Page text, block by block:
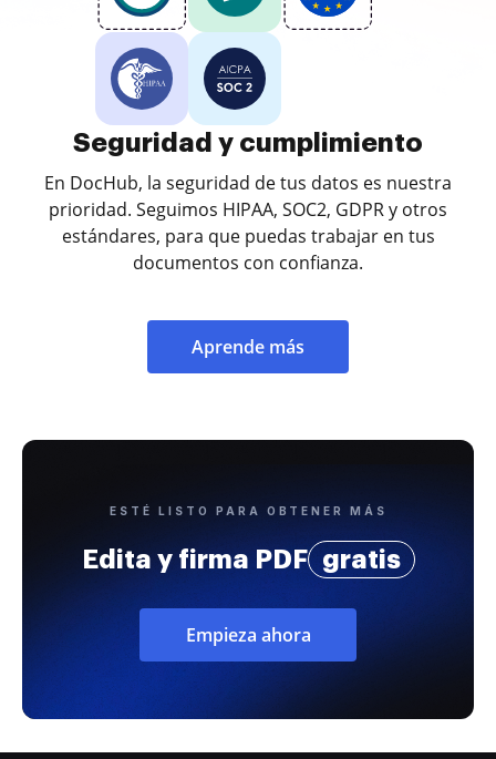
Seguridad y cumplimiento
En DocHub, la seguridad de tus datos es nuestra
prioridad. Seguimos HIPAA, SOC2, GDPR y otros
estándares, para que puedas trabajar en tus
documentos con confianza.
Aprende más
ESTÉ LISTO PARA OBTENER MÁS
Edita y firma PDF gratis
Empieza ahora